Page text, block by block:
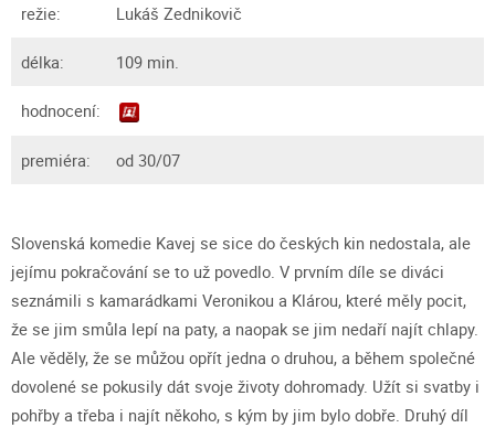
režie: Lukáš Zednikovič
délka: 109 min.
hodnocení:
premiéra: od 30/07
Slovenská komedie Kavej se sice do českých kin nedostala, ale
jejímu pokračování se to už povedlo. V prvním díle se diváci
seznámili s kamarádkami Veronikou a Klárou, které měly pocit,
že se jim smůla lepí na paty, a naopak se jim nedaří najít chlapy.
Ale věděly, že se můžou opřít jedna o druhou, a během společné
dovolené se pokusily dát svoje životy dohromady. Užít si svatby i
pohřby a třeba i najít někoho, s kým by jim bylo dobře. Druhý díl